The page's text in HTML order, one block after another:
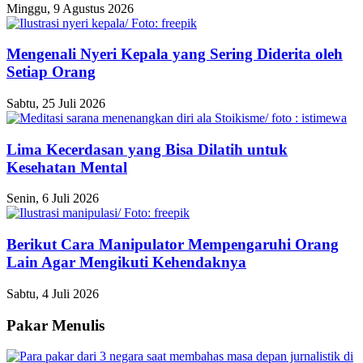
Minggu, 9 Agustus 2026
Mengenali Nyeri Kepala yang Sering Diderita oleh
Setiap Orang
Sabtu, 25 Juli 2026
Lima Kecerdasan yang Bisa Dilatih untuk
Kesehatan Mental
Senin, 6 Juli 2026
Berikut Cara Manipulator Mempengaruhi Orang
Lain Agar Mengikuti Kehendaknya
Sabtu, 4 Juli 2026
Pakar Menulis